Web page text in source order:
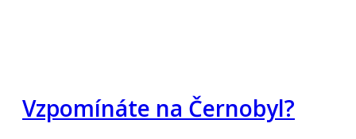
Vzpomínáte na Černobyl?